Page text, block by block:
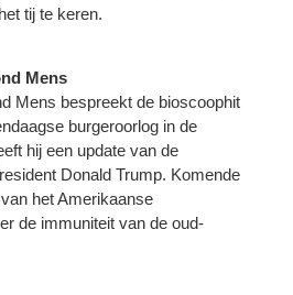
tij te keren.
Mens
Mens bespreekt de bioscoophit
burgeroorlog in de
hij een update van de
Donald Trump. Komende
het Amerikaanse
de immuniteit van de oud-